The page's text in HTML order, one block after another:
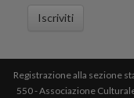
Iscriviti
Registrazione alla sezione
550 - Associazione